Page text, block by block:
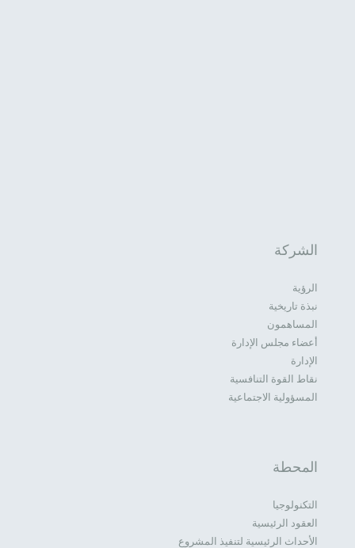
الشركة
الرؤية
نبذة تاريخية
المساهمون
أعضاء مجلس الإدارة
الإدارة
نقاط القوة التنافسية
المسؤولية الاجتماعية
المحطة
التكنولوجيا
العقود الرئيسية
الأحداث الرئيسية لتنفيذ المشروع